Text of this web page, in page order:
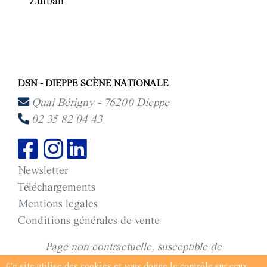
DSN - DIEPPE SCÈNE NATIONALE
Quai Bérigny - 76200 Dieppe
02 35 82 04 43
Newsletter
Téléchargements
Mentions légales
Conditions générales de vente
Page non contractuelle, susceptible de
modifications © saison 2025-2026 DSN - Dieppe